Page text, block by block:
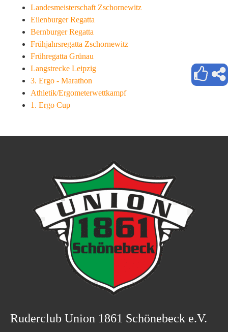
Landesmeisterschaft Zschornewitz
Eilenburger Regatta
Bernburger Regatta
Frühjahrsregatta Zschornewitz
Frühregatta Grünau
Langstrecke Leipzig
3. Ergo - Marathon
Athletik/Ergometerwettkampf
1. Ergo Cup
Ruderclub Union 1861 Schönebeck e.V.